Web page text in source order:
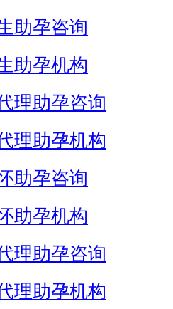
助孕咨询
助孕机构
理助孕咨询
理助孕机构
助孕咨询
助孕机构
理助孕咨询
理助孕机构